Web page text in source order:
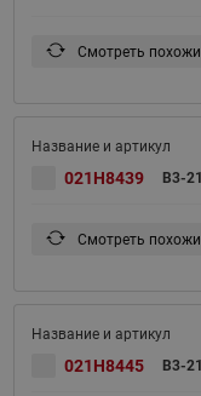
Смотреть
021H8439 B3-
Смотреть
021H8445 B3-